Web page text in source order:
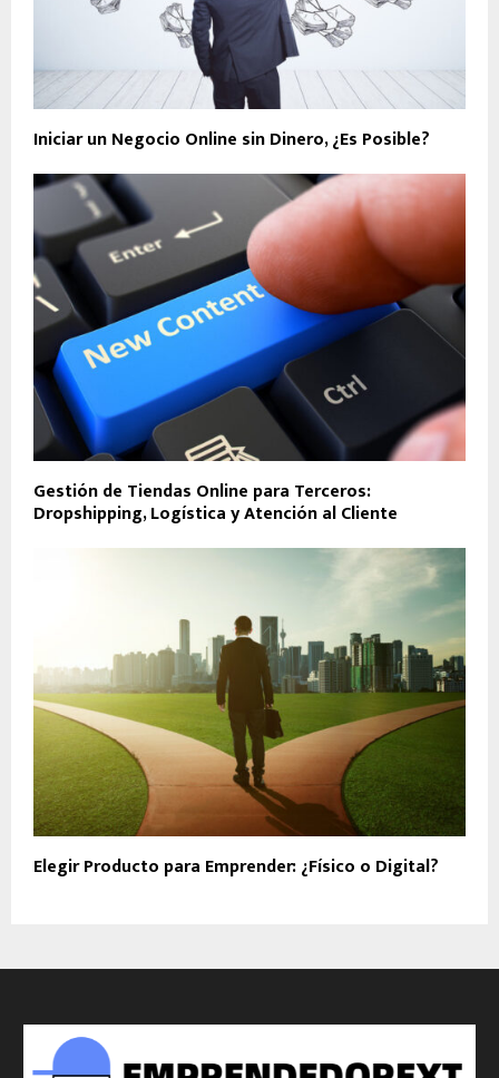
Iniciar un Negocio Online sin Dinero, ¿Es Posible?
Gestión de Tiendas Online para Terceros:
Dropshipping, Logística y Atención al Cliente
Elegir Producto para Emprender: ¿Físico o Digital?